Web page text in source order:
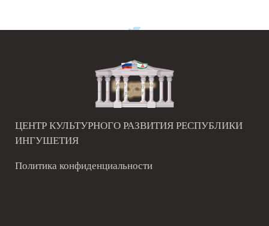
ЦЕНТР КУЛЬТУРНОГО РАЗВИТИЯ РЕСПУБЛИКИ
ИНГУШЕТИЯ
Политика конфиденциальности